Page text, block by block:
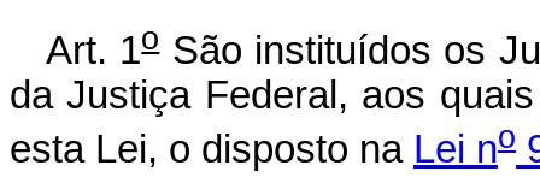
Art. 1oSão instituídos os
da Justiça Federal, aos
esta Lei, o disposto na Lei no